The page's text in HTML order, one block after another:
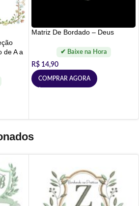
de A a
Matriz De Bordado – Deus
R$ 14,90
COMPRAR AGORA